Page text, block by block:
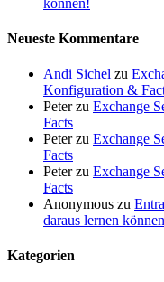
Neueste Kommentare
Andi Sichel zu
Konfiguration &
Peterzu Exchange
Facts
Peterzu Exchange
Facts
Peterzu Exchange
Facts
Anonymous zu
daraus lernen
Kategorien